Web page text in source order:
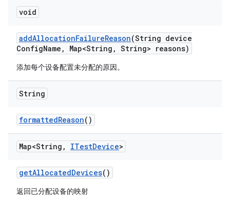
void
addAllocationFailureReason(String device
ConfigName , Map<String , String> reasons)
添加每个设备配置未分配的原因。
String
formattedReason()
Map<String , ITestDevice>
getAllocatedDevices()
返回已分配设备的映射